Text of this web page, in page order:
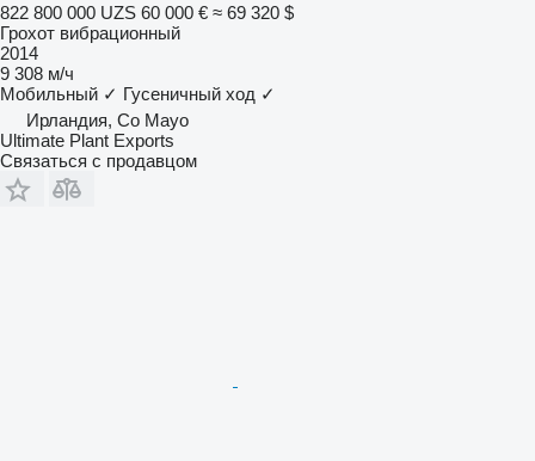
822 800 000 UZS 60 000 € ≈ 69 320 $
Грохот вибрационный
2014
9 308 м/ч
Мобильный ✓ Гусеничный ход ✓
Ирландия, Co Mayo
Ultimate Plant Exports
Связаться с продавцом